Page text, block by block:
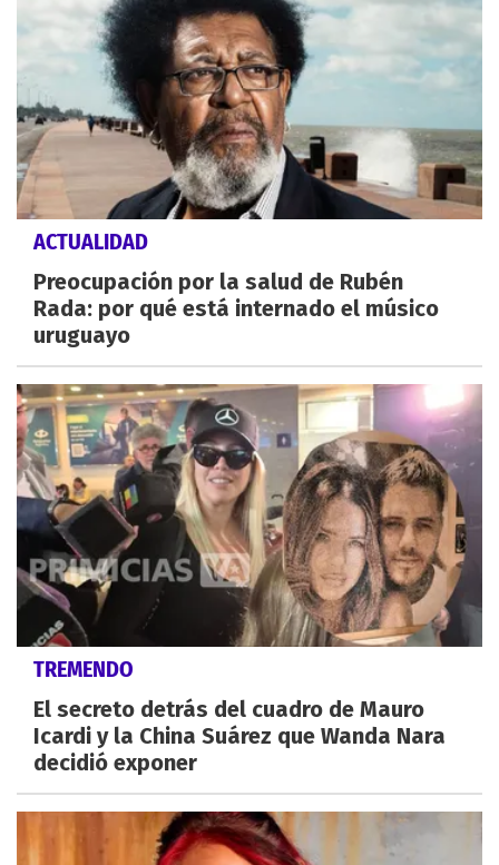
ACTUALIDAD
Preocupación por la salud de Rubén
Rada: por qué está internado el músico
uruguayo
TREMENDO
El secreto detrás del cuadro de Mauro
Icardi y la China Suárez que Wanda Nara
decidió exponer